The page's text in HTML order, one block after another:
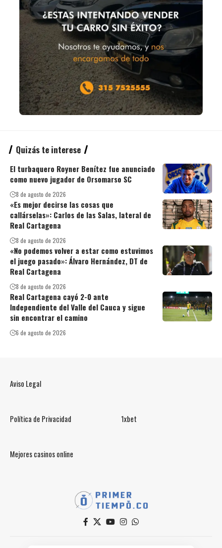
Quizás te interese
El turbaquero Royner Benítez fue anunciado
como nuevo jugador de Orsomarso SC
8 de agosto de 2026
«Es mejor decirse las cosas que
callárselas»: Carlos de las Salas, lateral de
Real Cartagena
8 de agosto de 2026
«No podemos volver a estar como estuvimos
el juego pasado»: Álvaro Hernández, DT de
Real Cartagena
8 de agosto de 2026
Real Cartagena cayó 2-0 ante
Independiente del Valle del Cauca y sigue
sin encontrar el camino
6 de agosto de 2026
Aviso Legal
Política de Privacidad 1xbet
Mejores casinos online